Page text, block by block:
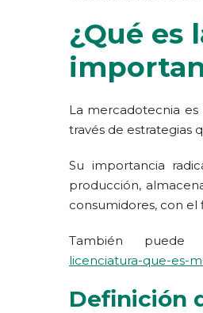
¿Qué es
La mercadotecnia es
través de estrategias
Su importancia
producción,
consumidores, con el
También
licenciatura-que-es-
Definición